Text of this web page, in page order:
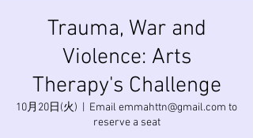
Trauma, War and
Violence: Arts
Therapy's Challenge
10月20日(火)
Email emmahttn@gmail.com to
reserve a seat